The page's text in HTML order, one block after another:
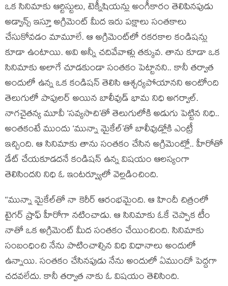
ఒక సినిమాకు ఆర్టిస్టులు, టెక్నీషియన్లు అంగీకారం తెలిపినపుడు
అడ్వాన్స్ ఇస్తూ అగ్రిమెంట్ మీద ఇరు పక్షాలు సంతకాలు
చేసుకోవడం మామూలే. ఆ అగ్రిమెంట్‌లో రకరకాల కండిషన్లు
కూడా ఉంటాయి. అవి అన్నీ చదివేవాళ్లు తక్కువ. తాను కూడా ఒక
సినిమాకు అలాగే చూడకుండా సంతకం పెట్టానని.. కానీ తర్వాత
అందులో ఉన్న ఒక కండిషన్ తెలిసి ఆశ్చర్యపోయానని అంటోంది
తెలుగులో పాపులర్ అయిన బాలీవుడ్ భామ నిధి అగర్వాల్.
నాగచైతన్య మూవీ ‘సవ్యసాచి’తో తెలుగులోకి అడుగు పెట్టిన నిధి..
అంతకంటే ముందు ‘మున్నా మైకేల్’తో బాలీవుడ్లోకి ఎంట్రీ
ఇచ్చింది. ఆ సినిమాకు తాను సంతకం చేసిన అగ్రిమెంట్లో.. హీరోతో
డేట్ చేయకూడదనే కండిషన్ ఉన్న విషయం ఆలస్యంగా
తెలిసిందని నిధి ఓ ఇంటర్వ్యూలో వెల్లడించింది.
‘‘మున్నా మైకేల్‌తో నా కెరీర్ ఆరంభమైంది. ఆ హిందీ చిత్రంలో
టైగర్ ష్రాఫ్ హీరోగా నటించాడు. ఆ సినిమాకు ఓకే చెప్పాక టీం
నాతో ఒక అగ్రిమెంట్ మీద సంతకం చేయించింది. సినిమాకు
సంబంధించి నేను పాటించాల్సిన విధి విధానాలు అందులో
ఉన్నాయి. సంతకం చేసినపుడు నేను అందులో ఏముందో పెద్దగా
చదవలేదు. కానీ తర్వాత నాకు ఓ విషయం తెలిసింది.